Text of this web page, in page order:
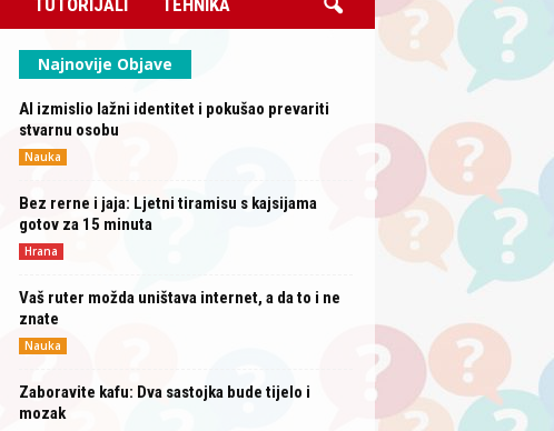
TUTORIJALI TEHNIKA
Najnovije Objave
AI izmislio lažni identitet i pokušao prevariti
stvarnu osobu
Nauka
Bez rerne i jaja: Ljetni tiramisu s kajsijama
gotov za 15 minuta
Hrana
Vaš ruter možda uništava internet, a da to i ne
znate
Nauka
Zaboravite kafu: Dva sastojka bude tijelo i
mozak